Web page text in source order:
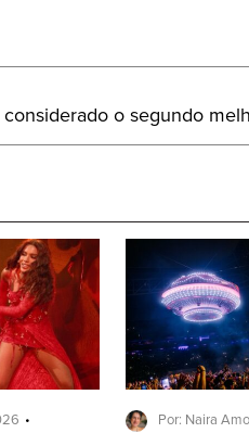
o segundo
Por: Naira